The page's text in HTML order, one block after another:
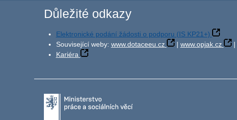
Důležité odkazy
Elektronické podání žádosti o podporu (IS KP21+)
Související weby: www.dotaceeu.cz | www.opjak.cz |
Kariéra